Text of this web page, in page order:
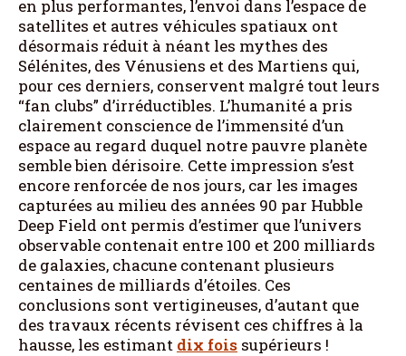
en plus performantes, l’envoi dans l’espace de
satellites et autres véhicules spatiaux ont
désormais réduit à néant les mythes des
Sélénites, des Vénusiens et des Martiens qui,
pour ces derniers, conservent malgré tout leurs
“fan clubs” d’irréductibles. L’humanité a pris
clairement conscience de l’immensité d’un
espace au regard duquel notre pauvre planète
semble bien dérisoire. Cette impression s’est
encore renforcée de nos jours, car les images
capturées au milieu des années 90 par Hubble
Deep Field ont permis d’estimer que l’univers
observable contenait entre 100 et 200 milliards
de galaxies, chacune contenant plusieurs
centaines de milliards d’étoiles. Ces
conclusions sont vertigineuses, d’autant que
des travaux récents révisent ces chiffres à la
hausse, les estimant dix fois supérieurs !